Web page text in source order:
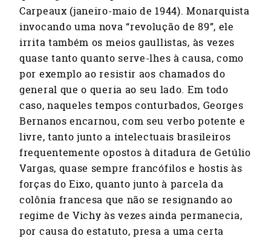
Carpeaux (janeiro-maio de 1944). Monarquista
invocando uma nova “revolução de 89”, ele
irrita também os meios gaullistas, às vezes
quase tanto quanto serve-lhes à causa, como
por exemplo ao resistir aos chamados do
general que o queria ao seu lado. Em todo
caso, naqueles tempos conturbados, Georges
Bernanos encarnou, com seu verbo potente e
livre, tanto junto a intelectuais brasileiros
frequentemente opostos à ditadura de Getúlio
Vargas, quase sempre francófilos e hostis às
forças do Eixo, quanto junto à parcela da
colônia francesa que não se resignando ao
regime de Vichy às vezes ainda permanecia,
por causa do estatuto, presa a uma certa